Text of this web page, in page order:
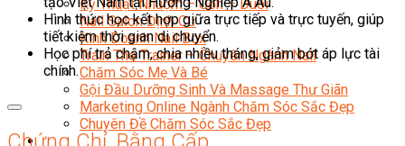
Kỹ Thuật Nhuộm – Uốn – Duỗi
Nail Salon Định Cư
Kinh Doanh Nail Box
Train The Trainer – Chuyên Ngành Nail
Chăm Sóc Mẹ Và Bé
Gội Đầu Dưỡng Sinh Và Massage Thư Giãn
Marketing Online Ngành Chăm Sóc Sắc Đẹp
Chuyên Đề Chăm Sóc Sắc Đẹp
Âm Nhạc
Hình thức học kết hợp giữa trực tiếp và trực tuyến, giúp
tiết kiệm thời gian di chuyển.
Học phí trả chậm, chia nhiều tháng, giảm bớt áp lực tài
chính.